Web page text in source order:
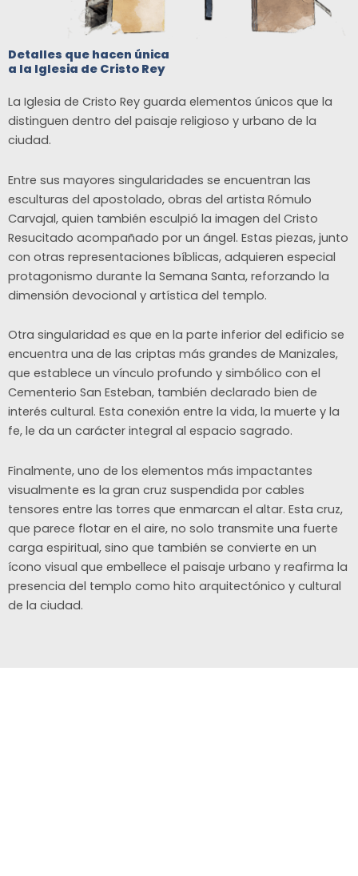
Detalles que hacen única
a la Iglesia de Cristo Rey
La Iglesia de Cristo Rey guarda elementos únicos que la
distinguen dentro del paisaje religioso y urbano de la
ciudad.
Entre sus mayores singularidades se encuentran las
esculturas del apostolado, obras del artista Rómulo
Carvajal, quien también esculpió la imagen del Cristo
Resucitado acompañado por un ángel. Estas piezas, junto
con otras representaciones bíblicas, adquieren especial
protagonismo durante la Semana Santa, reforzando la
dimensión devocional y artística del templo.
Otra singularidad es que en la parte inferior del edificio se
encuentra una de las criptas más grandes de Manizales,
que establece un vínculo profundo y simbólico con el
Cementerio San Esteban, también declarado bien de
interés cultural. Esta conexión entre la vida, la muerte y la
fe, le da un carácter integral al espacio sagrado.
Finalmente, uno de los elementos más impactantes
visualmente es la gran cruz suspendida por cables
tensores entre las torres que enmarcan el altar. Esta cruz,
que parece flotar en el aire, no solo transmite una fuerte
carga espiritual, sino que también se convierte en un
ícono visual que embellece el paisaje urbano y reafirma la
presencia del templo como hito arquitectónico y cultural
de la ciudad.